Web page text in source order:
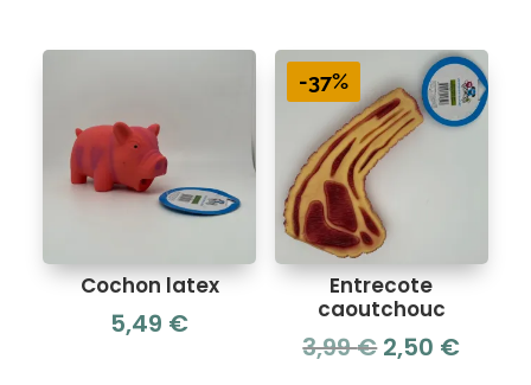
Cochon latex
5,49 €
-37%
Entrecote
caoutchouc
3,99€ Le
2,50 €Le